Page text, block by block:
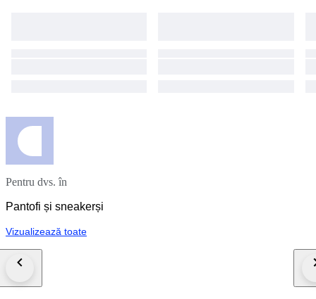
Pentru dvs. în
Pantofi și sneakerși
Vizualizează toate